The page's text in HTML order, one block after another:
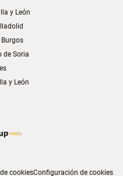
y León
Burgos
de Soria
y León
cookiesConfiguración de cookies